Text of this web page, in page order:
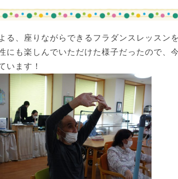
る、座りながらできるフラダンスレッスン
にも楽しんでいただけた様子だったので、
います！